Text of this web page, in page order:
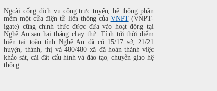
Ngoài cổng dịch vụ công trực tuyến, hệ thống phần
mềm một cửa điện tử liên thông của VNPT(VNPT-
igate) cũng chính thức được đưa vào hoạt động tại
Nghệ An sau hai tháng chạy thử. Tính tới thời điểm
hiện tại toàn tỉnh Nghệ An đã có 15/17 sở, 21/21
huyện, thành, thị và 480/480 xã đã hoàn thành việc
khảo sát, cài đặt cấu hình và đào tạo, chuyển giao hệ
thống.